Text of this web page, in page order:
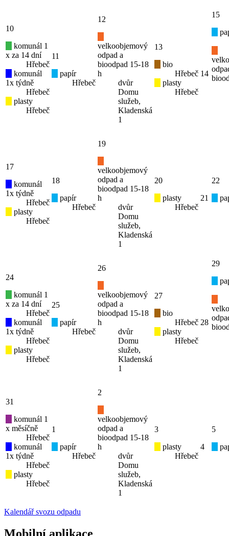
10
komunál 1
x za 14 dní
Hřebeč
komunál
1x týdně
Hřebeč
plasty
Hřebeč
11
papír
Hřebeč
12
velkoobjemový
odpad a
bioodpad 15-18
h
dvůr
Domu
služeb,
Kladenská
1
13
bio
Hřebeč
plasty
Hřebeč
14
15
17
komunál
1x týdně
Hřebeč
plasty
Hřebeč
18
papír
Hřebeč
19
velkoobjemový
odpad a
bioodpad 15-18
h
dvůr
Domu
služeb,
Kladenská
1
20
plasty
Hřebeč
21
22
24
komunál 1
x za 14 dní
Hřebeč
komunál
1x týdně
Hřebeč
plasty
Hřebeč
25
papír
Hřebeč
26
velkoobjemový
odpad a
bioodpad 15-18
h
dvůr
Domu
služeb,
Kladenská
1
27
bio
Hřebeč
plasty
Hřebeč
28
29
31
komunál 1
x měsíčně
Hřebeč
komunál
1x týdně
Hřebeč
plasty
Hřebeč
1
papír
Hřebeč
2
velkoobjemový
odpad a
bioodpad 15-18
h
dvůr
Domu
služeb,
Kladenská
1
3
plasty
Hřebeč
4
5
Kalendář svozu odpadu
Mobilní aplikace